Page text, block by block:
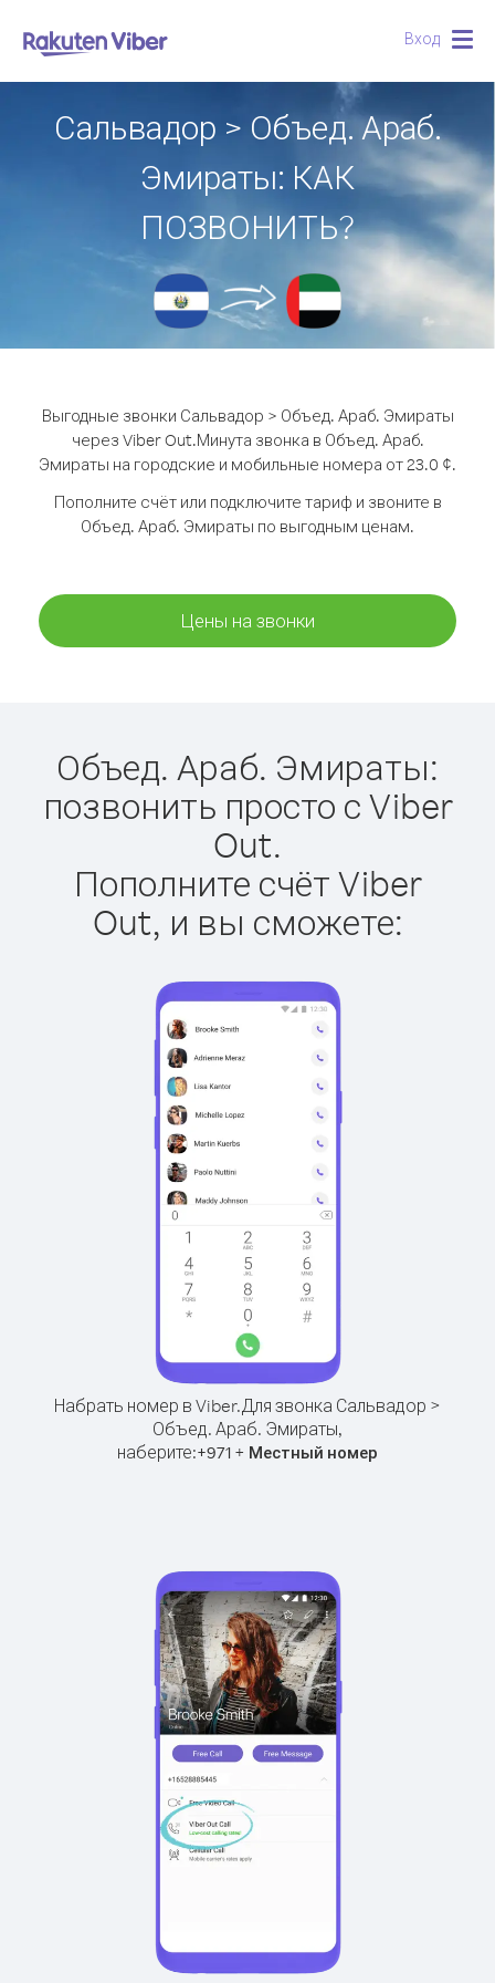
Вход
Сальвадор > Объед. Араб.
Эмираты: КАК
ПОЗВОНИТЬ?
Выгодные звонки Сальвадор > Объед. Араб. Эмираты
через Viber Out.Минута звонка в Объед. Араб.
Эмираты на городские и мобильные номера от 23.0 ¢.
Пополните счёт или подключите тариф и звоните в
Объед. Араб. Эмираты по выгодным ценам.
Цены на звонки
Объед. Араб. Эмираты:
позвонить просто с Viber
Out.
Пополните счёт Viber
Out, и вы сможете:
Набрать номер в Viber.Для звонка Сальвадор >
Объед. Араб. Эмираты,
наберите:+971 + Местный номер